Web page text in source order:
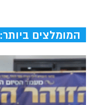
המומלצים ביותר: